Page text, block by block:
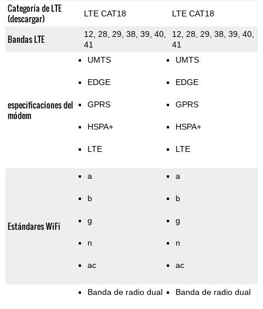
Categoría de LTE
(descargar)
LTE CAT18 LTE CAT18
Bandas LTE
12, 28, 29, 38, 39, 40,
41
12, 28, 29, 38, 39, 40,
41
especificaciones del
módem
UMTS
EDGE
GPRS
HSPA+
LTE
UMTS
EDGE
GPRS
HSPA+
LTE
Estándares WiFi
a
b
g
n
ac
a
b
g
n
ac
Banda de radio dual Banda de radio dual